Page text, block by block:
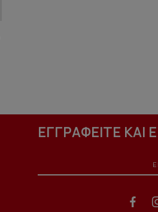
ΕΓΓΡΑΦΕΙΤΕ ΚΑΙ